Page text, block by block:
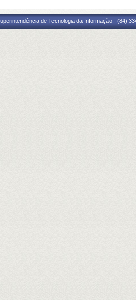
de Tecnologia da Informação - (84)